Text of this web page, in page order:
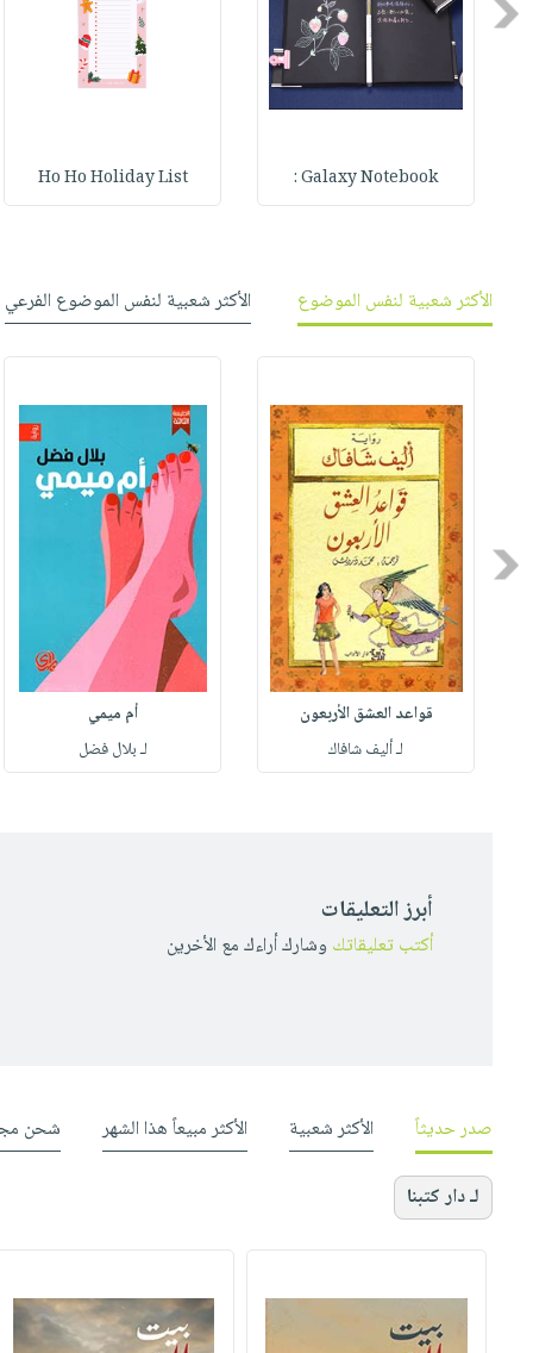
صابون
أطفال
مناسبات
فيديوهات
أسئلة
يتكرر
كتابك
تواصل
معنا
عربة
التسوق
Previous
Galaxy Notebook :
Ho Ho Holiday List
الأكثر شعبية لنفس الموضوع
الأكثر شعبية لنفس الموضوع الفرعي
Previous
قواعد العشق الأربعون
لـ أليف شافاك
أم ميمي
لـ بلال فضل
أبرز التعليقات
أكتب تعليقاتك وشارك أراءك مع الأخرين
صدر حديثاً الأكثر شعبية الأكثر مبيعاً هذا الشهر شحن
لـ دار كتبنا